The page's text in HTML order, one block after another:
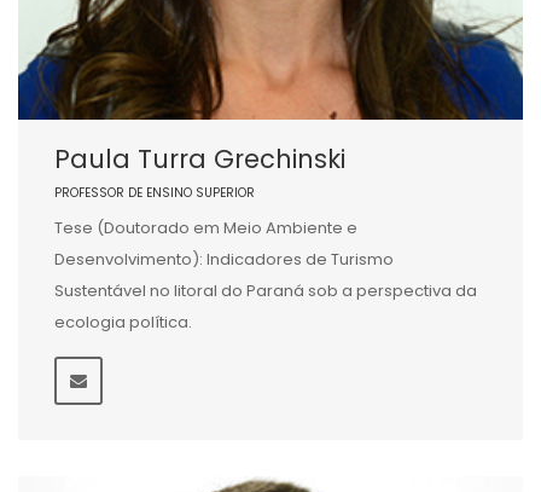
Paula Turra Grechinski
PROFESSOR DE ENSINO SUPERIOR
Tese (Doutorado em Meio Ambiente e
Desenvolvimento): Indicadores de Turismo
Sustentável no litoral do Paraná sob a perspectiva da
ecologia política.